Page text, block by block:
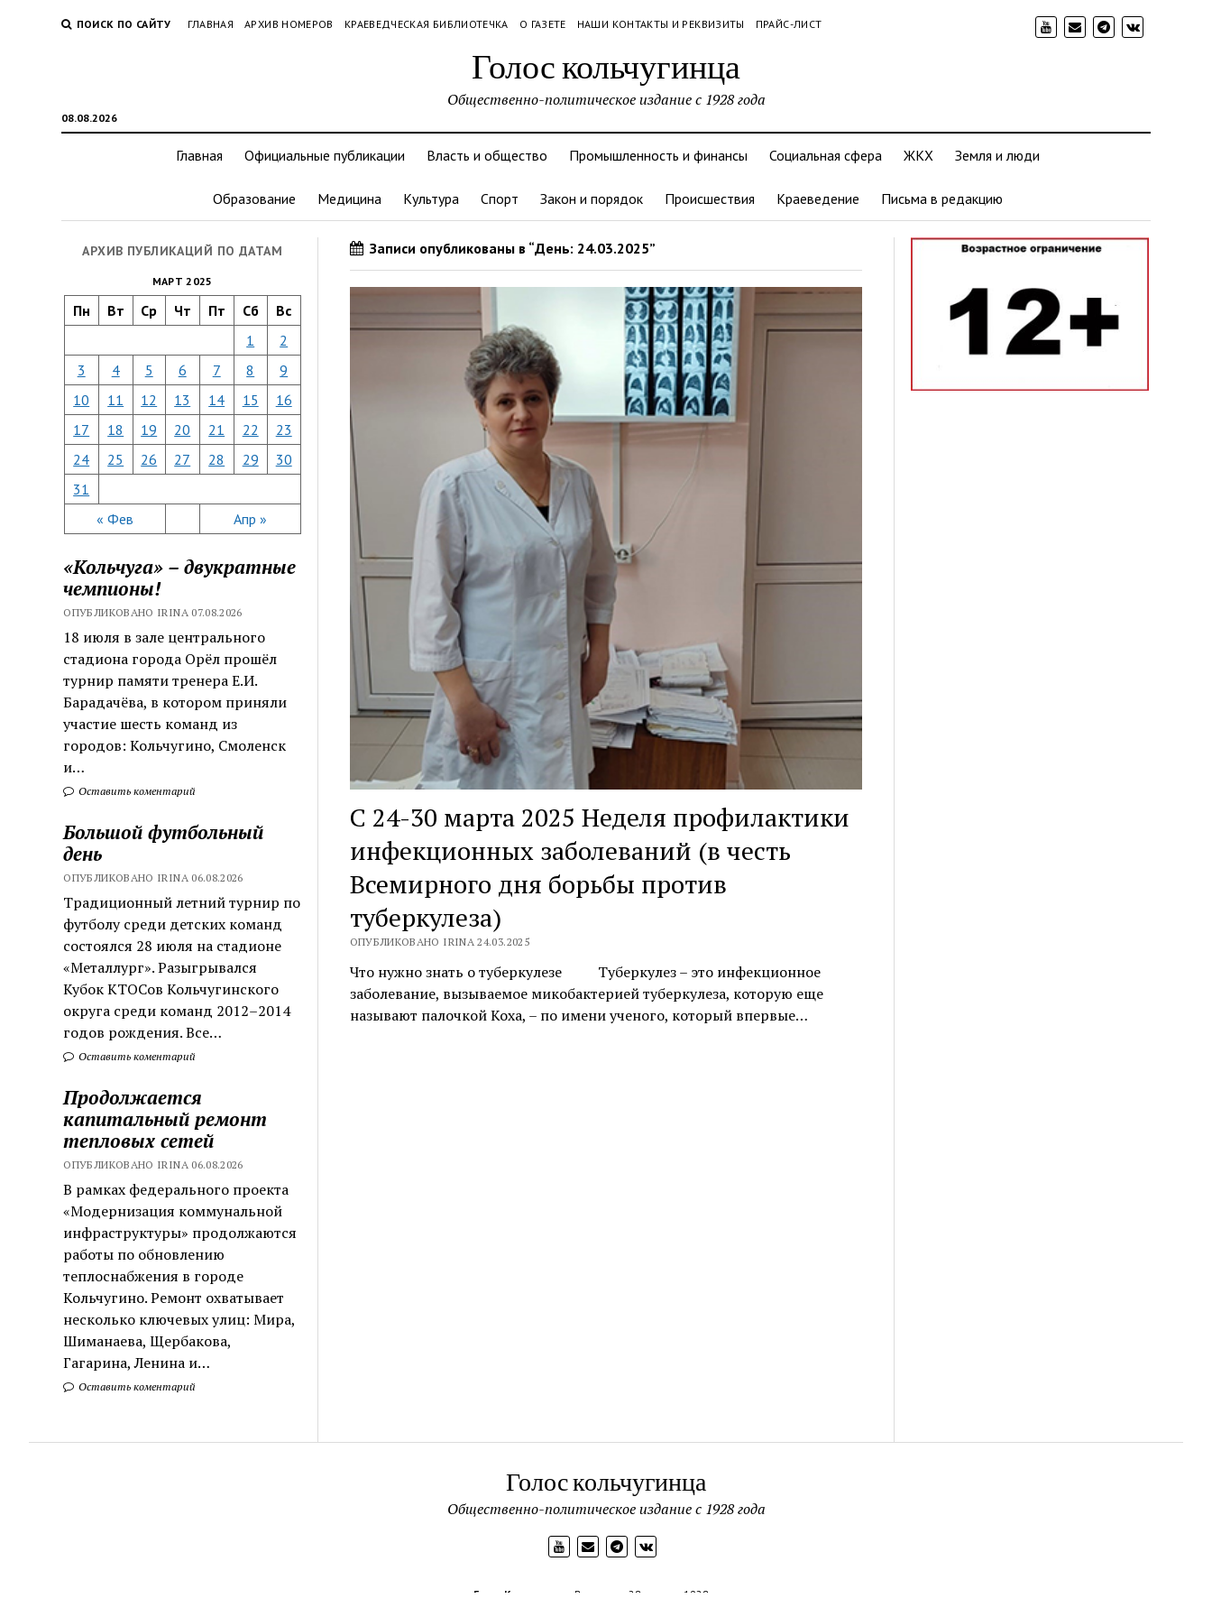
ПОИСК ПО САЙТУ ГЛАВНАЯ АРХИВ НОМЕРОВ КРАЕВЕДЧЕСКАЯ БИБЛИОТЕЧКА О ГАЗЕТЕ НАШИ КОНТАКТЫ И РЕКВИЗИТЫ ПРАЙС-ЛИСТ
Голос кольчугинца
08.08.2026
Общественно-политическое издание с 1928 года
Главная Официальные публикации Власть и общество Промышленность и финансы Социальная сфера ЖКХ Земля и люди
Образование Медицина Культура Спорт Закон и порядок Происшествия Краеведение Письма в редакцию
АРХИВ ПУБЛИКАЦИЙ ПО ДАТАМ
МАРТ 2025
Пн Вт Ср Чт Пт Сб Вс
« Фев Апр »
1
2
3
4 5 6 7 8
9
10
11 12 13 14 15
16
17
18 19 20 21 22
23
24
25 26 27 28 29
30
31
«Кольчуга» – двукратные
чемпионы!
ОПУБЛИКОВАНО IRINA 07.08.2026
18 июля в зале центрального
стадиона города Орёл прошёл
турнир памяти тренера Е.И.
Барадачёва, в котором приняли
участие шесть команд из
городов: Кольчугино, Смоленск
и…
Оставить коментарий
Большой футбольный
день
ОПУБЛИКОВАНО IRINA 06.08.2026
Традиционный летний турнир по
футболу среди детских команд
состоялся 28 июля на стадионе
«Металлург». Разыгрывался
Кубок КТОСов Кольчугинского
округа среди команд 2012–2014
годов рождения. Все…
Оставить коментарий
Продолжается
капитальный ремонт
тепловых сетей
ОПУБЛИКОВАНО IRINA 06.08.2026
В рамках федерального проекта
«Модернизация коммунальной
инфраструктуры» продолжаются
работы по обновлению
теплоснабжения в городе
Кольчугино. Ремонт охватывает
несколько ключевых улиц: Мира,
Шиманаева, Щербакова,
Гагарина, Ленина и…
Оставить коментарий
Записи опубликованы в “День: 24.03.2025”
С 24-30 марта 2025 Неделя профилактики
инфекционных заболеваний (в честь
Всемирного дня борьбы против
туберкулеза)
ОПУБЛИКОВАНО IRINA 24.03.2025
Что нужно знать о туберкулезе Туберкулез – это инфекционное
заболевание, вызываемое микобактерией туберкулеза, которую еще
называют палочкой Коха, – по имени ученого, который впервые…
Голос кольчугинца
Общественно-политическое издание с 1928 года
Голос Кольчугинца Выходит с 28 апреля 1928 года.